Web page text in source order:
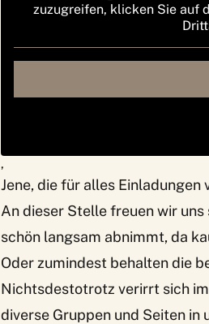
zuzugreifen, klicken Sie auf
‚
Jene, die für alles Einladungen
An dieser Stelle freuen wir
schön langsam abnimmt, da
Oder zumindest behalten die
Nichtsdestotrotz verirrt sich
diverse Gruppen und Seiten in